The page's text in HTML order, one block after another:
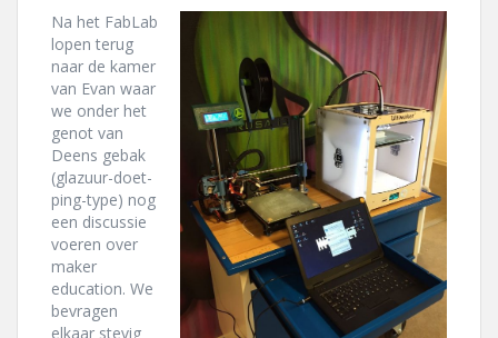
Na het FabLab
lopen terug
naar de kamer
van Evan waar
we onder het
genot van
Deens gebak
(glazuur-doet-
ping-type) nog
een discussie
voeren over
maker
education. We
bevragen
elkaar stevig